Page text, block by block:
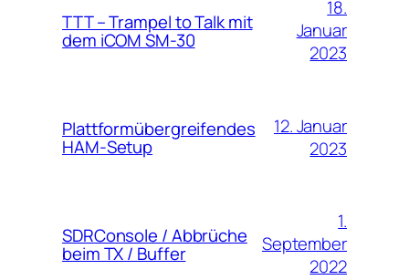
TTT – Trampel to Talk mit
dem iCOM SM-30
18.
Januar
2023
Plattformübergreifendes
HAM-Setup
12. Januar
2023
SDRConsole / Abbrüche
beim TX / Buffer
1.
September
2022